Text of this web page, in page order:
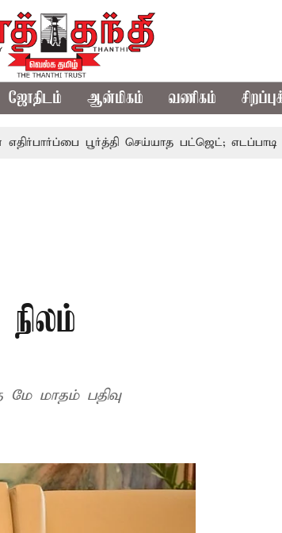
ஜோதிடம் ஆன்மிகம் வணிகம்
பூர்த்தி செய்யாத பட்ஜெட்; எடப்பாடி பழனிசாமி
மாதம் பதிவு